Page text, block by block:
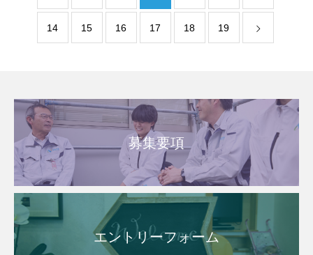
14 15 16 17 18 19
募集要項
エントリーフォーム